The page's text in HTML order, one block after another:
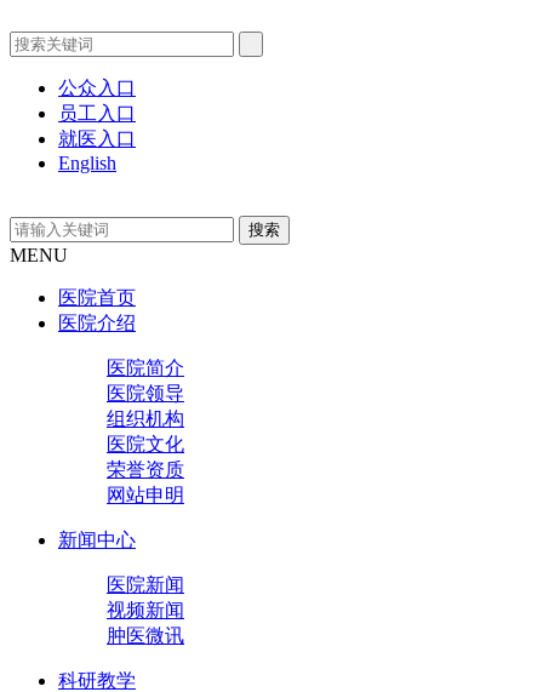
公众入口
员工入口
就医入口
English
MENU
医院首页
医院介绍
医院简介
医院领导
组织机构
医院文化
荣誉资质
网站申明
新闻中心
医院新闻
视频新闻
肿医微讯
科研教学